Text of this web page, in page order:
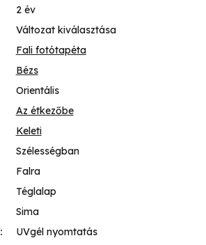
2 év
Változat kiválasztása
Fali fotótapéta
Bézs
Orientális
Az étkezőbe
Keleti
Szélességban
Falra
Téglalap
Sima
:
UVgél nyomtatás